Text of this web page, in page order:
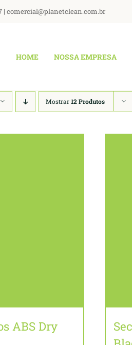
| comercial@planetclean.com.br
HOME NOSSA EMPRESA
Mostrar12 Produtos
ABS Dry